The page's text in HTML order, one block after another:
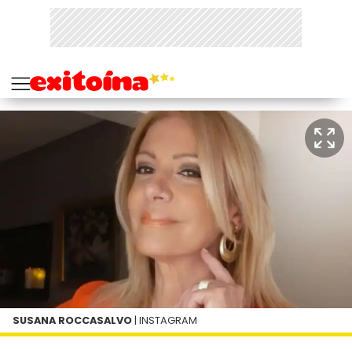
SUSANA ROCCASALVO | INSTAGRAM